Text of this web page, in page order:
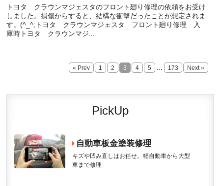
トヨタ クラウンマジェスタのフロント廻り修理の依頼をお受け
しました。損傷からすると、結構な衝撃だったことが想定されま
す。(^_^;トヨタ クラウンマジェスタ フロント廻り修理 入
庫時トヨタ クラウンマジ...
« Prev 1 2 3 4 5 ... 173 Next »
PickUp